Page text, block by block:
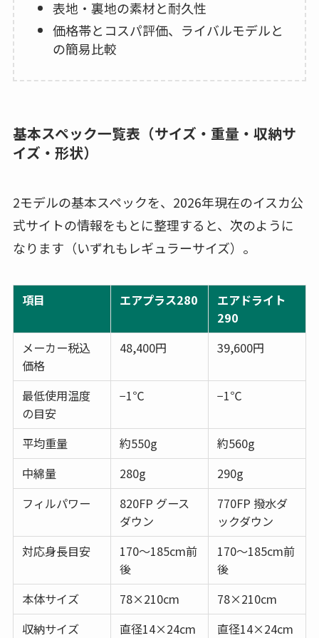
表地・裏地の素材と耐久性
価格帯とコスパ評価、ライバルモデルと
の簡易比較
基本スペック一覧表（サイズ・重量・収納サ
イズ・形状）
2モデルの基本スペックを、2026年現在のイスカ公
式サイトの情報をもとに整理すると、次のように
なります（いずれもレギュラーサイズ）。
項目 エアプラス280
エアドライト
290
メーカー税込
価格
48,400円 39,600円
最低使用温度
の目安
−1℃ −1℃
平均重量 約550g
約560g
中綿量
280g
290g
フィルパワー
820FP グース
ダウン
770FP 撥水ダ
ックダウン
対応身長目安
170〜185cm前
後
170〜185cm前
後
本体サイズ
78×210cm
78×210cm
収納サイズ
直径14×24cm
直径14×24cm